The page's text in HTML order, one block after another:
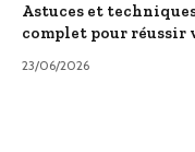
Astuces et
complet pour
23/06/2026